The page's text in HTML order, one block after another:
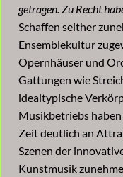
getragen. Zu Recht
Schaffen seither
Ensemblekultur
Opernhäuser und
Gattungen wie
idealtypische
Musikbetriebs
Zeit deutlich an
Szenen der
Kunstmusik